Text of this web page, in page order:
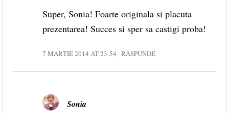
Super, Sonia! Foarte originala si placuta
prezentarea! Succes si sper sa castigi proba!
7 MARTIE 2014 AT 23:54 RĂSPUNDE
Sonia